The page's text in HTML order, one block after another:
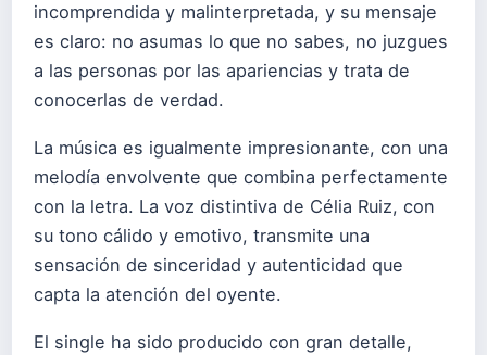
incomprendida y malinterpretada, y su mensaje
es claro: no asumas lo que no sabes, no juzgues
a las personas por las apariencias y trata de
conocerlas de verdad.
La música es igualmente impresionante, con una
melodía envolvente que combina perfectamente
con la letra. La voz distintiva de Célia Ruiz, con
su tono cálido y emotivo, transmite una
sensación de sinceridad y autenticidad que
capta la atención del oyente.
El single ha sido producido con gran detalle,